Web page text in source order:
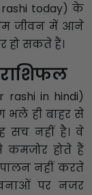
today) के
जीवन में आने
हो सकते हैं।
rashi in hindi)
भले ही बाहर से
सच नहीं है। वे
कमजोर होते हैं
नहीं करते
पर नजर